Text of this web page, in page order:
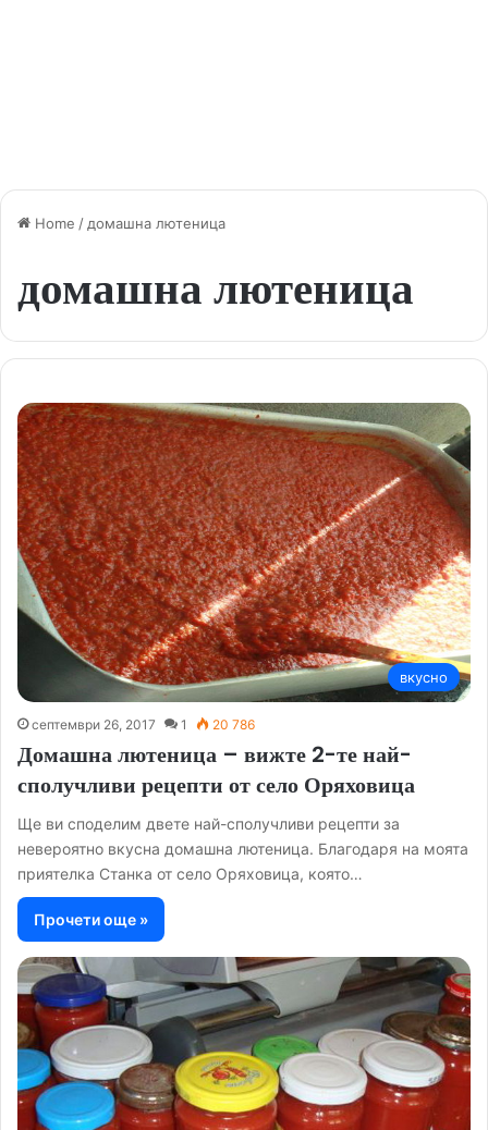
Home / домашна лютеница
домашна лютеница
вкусно
септември 26, 2017 1 20 786
Домашна лютеница – вижте 2-те най-
сполучливи рецепти от село Оряховица
Ще ви споделим двете най-сполучливи рецепти за
невероятно вкусна домашна лютеница. Благодаря на моята
приятелка Станка от село Оряховица, която…
Прочети още »